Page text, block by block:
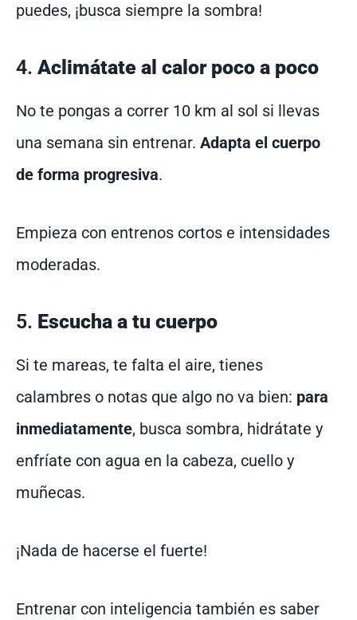
puedes, ¡busca siempre la sombra!
4. Aclimátate al calor poco a poco
No te pongas a correr 10 km al sol si llevas
una semana sin entrenar. Adapta el cuerpo
de forma progresiva.
Empieza con entrenos cortos e intensidades
moderadas.
5. Escucha a tu cuerpo
Si te mareas, te falta el aire, tienes
calambres o notas que algo no va bien: para
inmediatamente, busca sombra, hidrátate y
enfríate con agua en la cabeza, cuello y
muñecas.
¡Nada de hacerse el fuerte!
Entrenar con inteligencia también es saber